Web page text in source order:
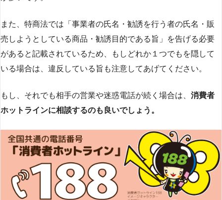
また、特商法では「事業者の氏名・勧誘を行う者の氏名・販
売しようとしている商品・勧誘目的である旨」を告げる必要
があると記載されているため、もしどれか１つでもを隠して
いる場合は、違反している旨も注意してあげてください。
もし、それでも相手の営業や迷惑電話が続く場合は、 消費者
ホットラインに相談するのも良いでしょう。